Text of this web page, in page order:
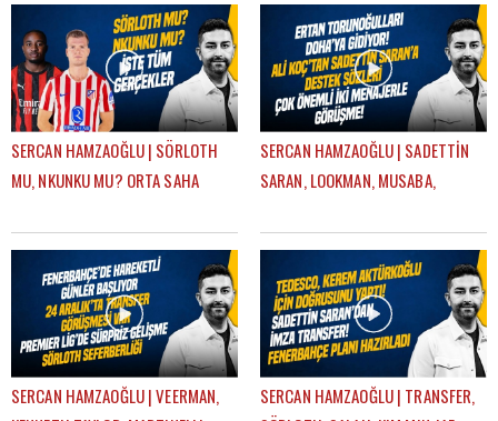
SERCAN HAMZAOĞLU | SÖRLOTH
MU, NKUNKU MU? ORTA SAHA
FENERBAHÇE
SERCAN HAMZAOĞLU | SADETTİN
SARAN, LOOKMAN, MUSABA,
GÜNDEM FENERBAHÇE
SERCAN HAMZAOĞLU | VEERMAN,
SERCAN HAMZAOĞLU | TRANSFER,